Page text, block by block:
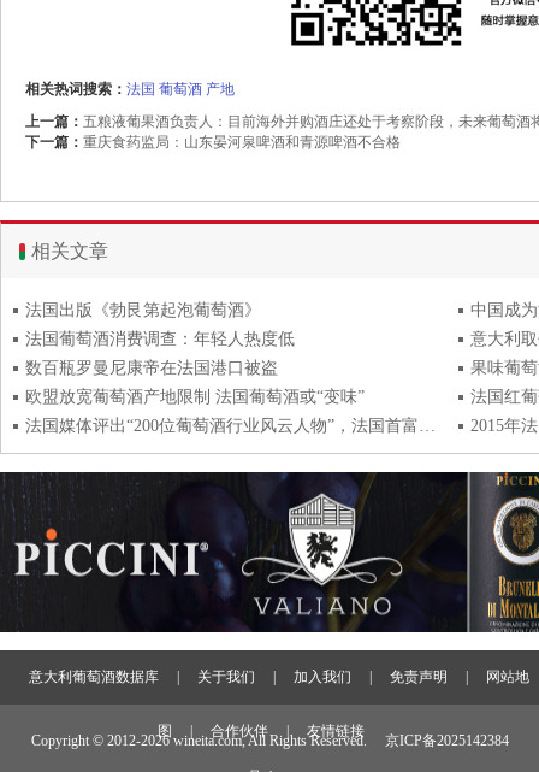
相关热词搜索： 法国 葡萄酒 产地
上一篇： 五粮液葡果酒负责人：目前海外并购酒庄还处于考察阶段，未来葡萄酒
下一篇： 重庆食药监局：山东晏河泉啤酒和青源啤酒不合格
相关文章
法国出版《勃艮第起泡葡萄酒》
中国成
法国葡萄酒消费调查：年轻人热度低
意大利
数百瓶罗曼尼康帝在法国港口被盗
果味葡
欧盟放宽葡萄酒产地限制 法国葡萄酒或“变味”
法国红
法国媒体评出“200位葡萄酒行业风云人物”，法国首富登顶！
2015年
意大利葡萄酒数据库 关于我们 加入我们 免责声明 网站地
图 合作伙伴 友情链接
Copyright © 2012-2026 wineita.com, All Rights Reserved. 京ICP备2025142384